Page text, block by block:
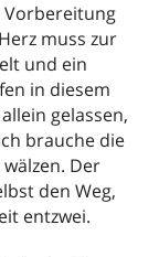
Vorbereitung
muss zur
und ein
in diesem
gelassen,
brauche die
Der
den Weg,
entzwei.